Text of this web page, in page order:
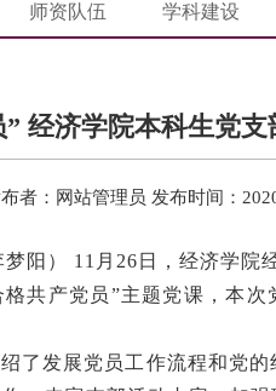
师资队伍 学科建设
经济学院本科生党
者：网站管理员 发布时间：
梦阳） 11月26日，经济学院
共产党员”主题党课，本
了发展党员工作流程和党